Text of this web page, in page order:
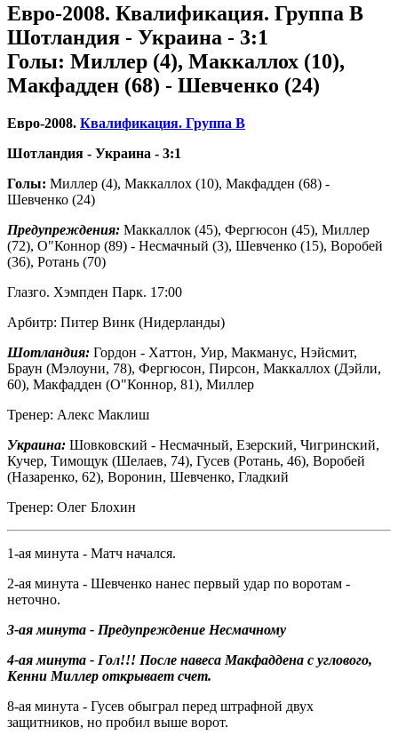
Евро-2008. Квалификация. Группа B
Шотландия - Украина - 3:1
Голы: Миллер (4), Маккаллох (10),
Макфадден (68) - Шевченко (24)
Евро-2008. Квалификация. Группа В
Шотландия - Украина - 3:1
Голы: Миллер (4), Маккаллох (10), Макфадден (68) -
Шевченко (24)
Предупреждения: Маккаллок (45), Фергюсон (45), Миллер
(72), О"Коннор (89) - Несмачный (3), Шевченко (15), Воробей
(36), Ротань (70)
Глазго. Хэмпден Парк. 17:00
Арбитр: Питер Винк (Нидерланды)
Шотландия: Гордон - Хаттон, Уир, Макманус, Нэйсмит,
Браун (Мэлоуни, 78), Фергюсон, Пирсон, Маккаллох (Дэйли,
60), Макфадден (О"Коннор, 81), Миллер
Тренер: Алекс Маклиш
Украина: Шовковский - Несмачный, Езерский, Чигринский,
Кучер, Тимощук (Шелаев, 74), Гусев (Ротань, 46), Воробей
(Назаренко, 62), Воронин, Шевченко, Гладкий
Тренер: Олег Блохин
1-ая минута - Матч начался.
2-ая минута - Шевченко нанес первый удар по воротам -
неточно.
3-ая минута - Предупреждение Несмачному
4-ая минута - Гол!!! После навеса Макфаддена с углового,
Кенни Миллер открывает счет.
8-ая минута - Гусев обыграл перед штрафной двух
защитников, но пробил выше ворот.